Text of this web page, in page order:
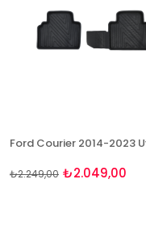
₺2.049,00
₺2.249,00